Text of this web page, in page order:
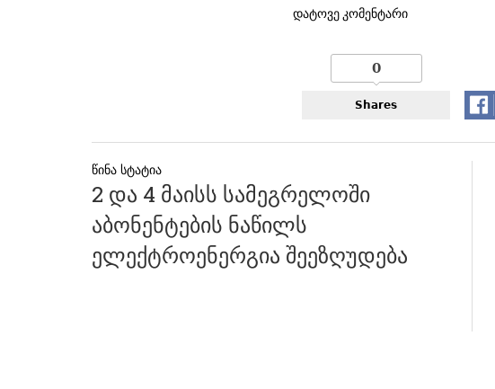
დატოვე კომენტარი
0
Shares
პოსტის
ნავიგაცია
2 და 4 მაისს სამეგრელოში
აბონენტების ნაწილს
ელექტროენერგია შეეზღუდება